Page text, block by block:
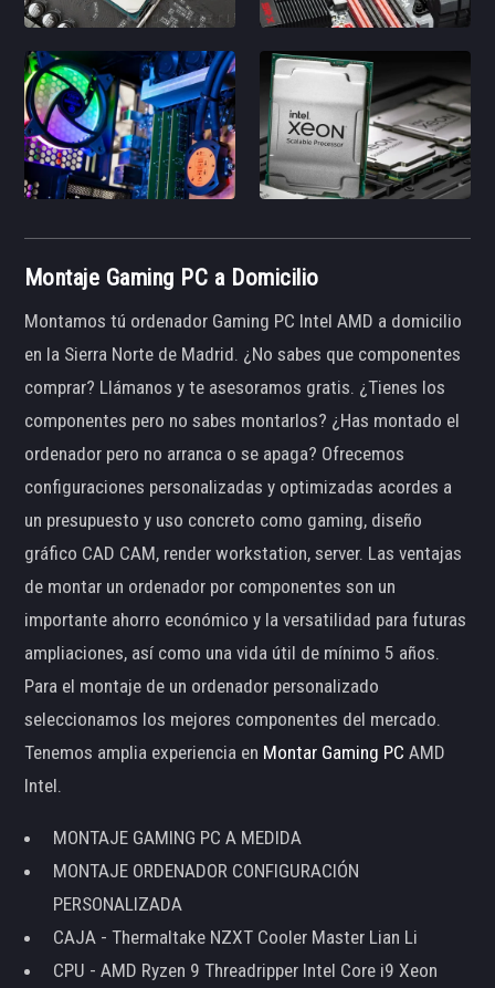
Montaje Gaming PC a Domicilio
Montamos tú ordenador Gaming PC Intel AMD a domicilio
en la Sierra Norte de Madrid. ¿No sabes que componentes
comprar? Llámanos y te asesoramos gratis. ¿Tienes los
componentes pero no sabes montarlos? ¿Has montado el
ordenador pero no arranca o se apaga? Ofrecemos
configuraciones personalizadas y optimizadas acordes a
un presupuesto y uso concreto como gaming, diseño
gráfico CAD CAM, render workstation, server. Las ventajas
de montar un ordenador por componentes son un
importante ahorro económico y la versatilidad para futuras
ampliaciones, así como una vida útil de mínimo 5 años.
Para el montaje de un ordenador personalizado
seleccionamos los mejores componentes del mercado.
Tenemos amplia experiencia en Montar Gaming PC AMD
Intel.
MONTAJE GAMING PC A MEDIDA
MONTAJE ORDENADOR CONFIGURACIÓN
PERSONALIZADA
CAJA - Thermaltake NZXT Cooler Master Lian Li
CPU - AMD Ryzen 9 Threadripper Intel Core i9 Xeon